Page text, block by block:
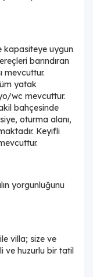
kapasiteye uygun
barındıran
mevcuttur.
yatak
wc mevcuttur.
bahçesinde
oturma alanı,
Keyifli
yorgunluğunu
villa; size ve
ve huzurlu bir tatil